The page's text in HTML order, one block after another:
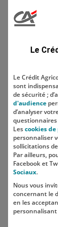
Le
Le Crédit
sont
de sécurité ;
d'audience
d’analyser
Lescookies
personnaliser
sollicitations
Par ailleurs,
Facebook et
Sociaux.
Nous vous
concernant le
en les